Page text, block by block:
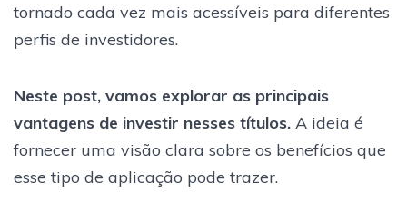
tornado cada vez mais acessíveis para diferentes
perfis de investidores.
Neste post, vamos explorar as principais
vantagens de investir nesses títulos. A ideia é
fornecer uma visão clara sobre os benefícios que
esse tipo de aplicação pode trazer.